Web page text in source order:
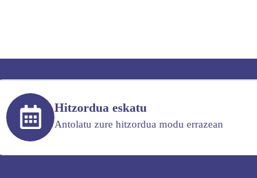
Hitzordua eskatu
Antolatu zure hitzordua modu errazean